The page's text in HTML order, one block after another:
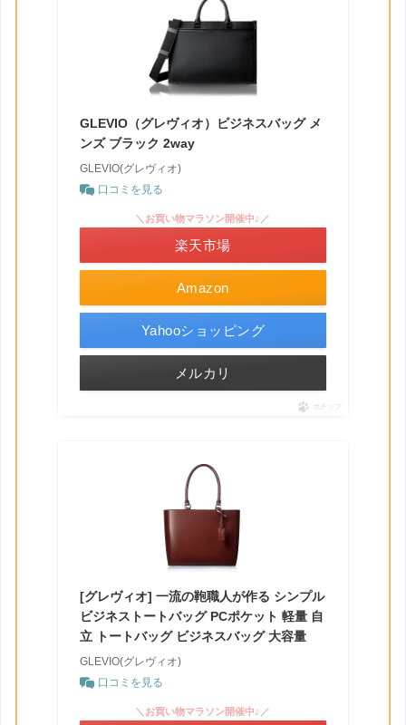
GLEVIO（グレヴィオ）ビジネスバッグ メ
ンズ ブラック 2way
GLEVIO(グレヴィオ)
口コミを見る
Amazon
＼お買い物マラソン開催中♪／
楽天市場
Yahooショッピング
メルカリ
ポチップ
[グレヴィオ] 一流の鞄職人が作る シンプル
ビジネストートバッグ PCポケット 軽量 自
立 トートバッグ ビジネスバッグ 大容量
GLEVIO(グレヴィオ)
口コミを見る
＼お買い物マラソン開催中♪／